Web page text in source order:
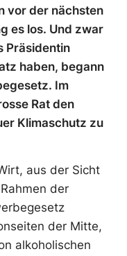
vor der nächsten
es los. Und zwar
Präsidentin
haben, begann
Im
Rat den
Klimaschutz zu
aus der Sicht
der
der Mitte,
alkoholischen